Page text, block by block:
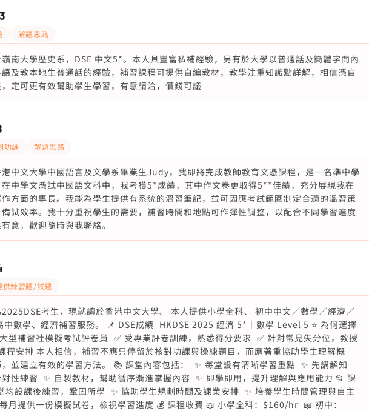
解題思路
南大學歷史系，DSE 中文5*。本人具豐富私補經驗，另有於大學以普通話及簡體字向內
及教本地生普通話的經驗，補習課程可提供自編教材，教學注重知識點詳解，相信憑自
定可更有效幫助學生學習，有意請洽，價錢可議
功課 解題思路
中文大學中國語言及文學系畢業生Judy，我即將完成教師教育文憑課程，是一名準中學
中學文憑試中國語文科中，我考獲5*成績，其中作文卷更取得5**佳績，充分展現我在
方面的專長。我能為學生提供有系統的溫習筆記，並可因應考試範圍制定合適的溫習策
試效率。我十分重視學生的需要，補習時間和地點可作彈性調整，以配合不同學習進度
意，歡迎隨時與我聯絡。
供練習題/試題
考生，現就讀於香港中文大學。 本人提供小學全科、 初中中文／數學／經濟／
中數學、經濟補習服務。 📌 DSE成績 HKDSE 2025 經濟 5*｜數學 Level 5 ⭐ 為何選擇
型補習社模擬考試評卷員 ✅ 受專業評卷訓練，熟悉得分要求 ✅ 針對常見失分位，教授
程安排 本人相信，補習不應只停留於核對功課與操練題目，而應著重協助學生理解概
並建立有效的學習方法。 📚 課堂內容包括： ✨ 每堂設有清晰學習重點 ✨ 先講解知
性練習 ✨ 自製教材，幫助循序漸進掌握內容 ✨ 即學即用，提升理解與應用能力 📂 課
均設課後練習，鞏固所學 ✨ 協助學生規劃時間及課業安排 ✨ 培養學生時間管理與自主
月提供一份模擬試卷，檢視學習進度 💰 課程收費 📖 小學全科：$160/hr 📖 初中：